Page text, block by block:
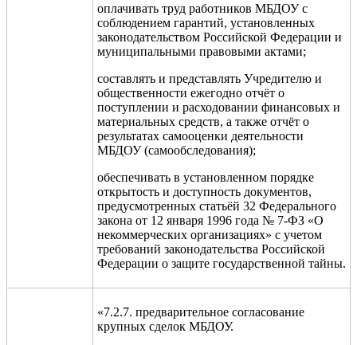
оплачивать труд работников МБДОУ с
соблюдением гарантий, установленных
законодательством Российской Федерации и
муниципальными правовыми актами;
составлять и представлять Учредителю и
общественности ежегодно отчёт о
поступлении и расходовании финансовых и
материальных средств, а также отчёт о
результатах самооценки деятельности
МБДОУ (самообследования);
обеспечивать в установленном порядке
открытость и доступность документов,
предусмотренных статьёй 32 Федерального
закона от 12 января 1996 года № 7-ФЗ «О
некоммерческих организациях» с учетом
требований законодательства Российской
Федерации о защите государственной тайны.
«7.2.7. предварительное согласование
крупных сделок МБДОУ.